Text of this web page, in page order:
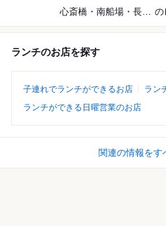
心斎橋・南船場・長堀橋 の
ランチのお店を探す
子連れでランチができるお店
ラン
ランチができる日曜営業のお店
関連の情報をす